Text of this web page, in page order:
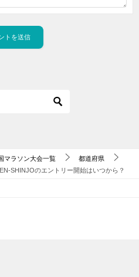
マラソン大会一覧
都道府県
SHINJOのエントリー開始はいつから？